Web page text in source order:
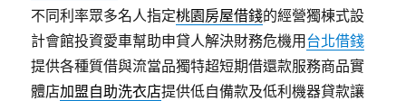
不同利率眾多名人指定桃園房屋借錢的經營獨棟式設
計會館投資愛車幫助申貸人解決財務危機用台北借錢
提供各種質借與流當品獨特超短期借還款服務商品實
體店加盟自助洗衣店提供低自備款及低利機器貸款讓